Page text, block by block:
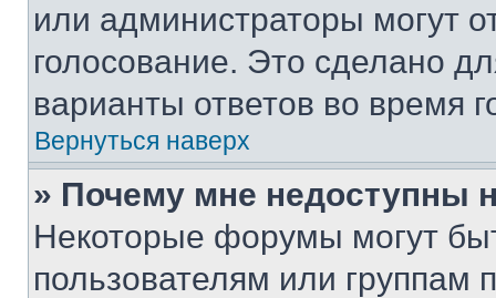
или администраторы могут
голосование. Это сделано
варианты ответов во время
Вернуться наверх
» Почему мне недоступны
Некоторые форумы могут
пользователям или группам